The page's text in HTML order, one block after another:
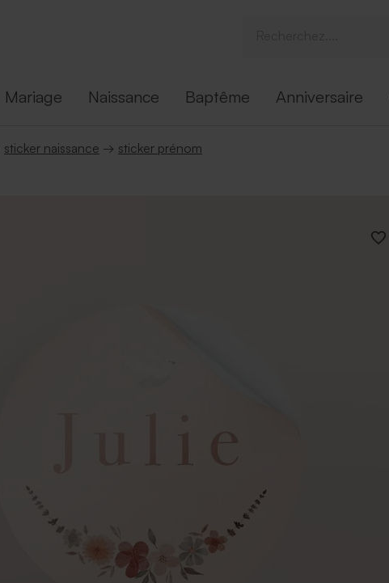
Mariage Naissance Baptême Anniversaire
sticker naissance → sticker prénom